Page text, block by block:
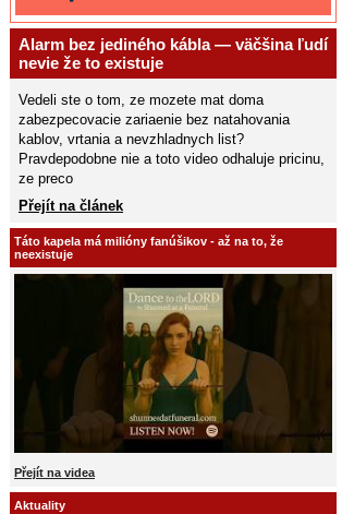
Alarm bez jediného kábla — väčšina ľudí
nevie že to existuje
Vedeli ste o tom, ze mozete mat doma
zabezpecovacie zariaenie bez natahovania
kablov, vrtania a nevzhladnych list?
Pravdepodobne nie a toto video odhaluje pricinu,
ze preco
Přejít na článek
Táto kapela má milióny fanúšikov - až na to, že
neexistuje
Přejít na videa
Aktuality